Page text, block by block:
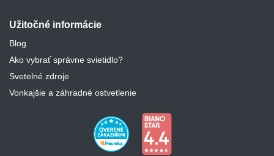
Užitočné informácie
Blog
Ako vybrať správne svietidlo?
Svetelné zdroje
Vonkajšie a záhradné ostvetlenie